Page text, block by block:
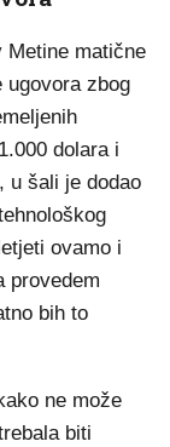
Metine matične
zbog
dolara i
u šali je dodao
ovamo i
provedem
bih to
ne može
biti